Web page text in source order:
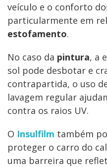
veículo e o conforto
particularmente em
estofamento.
No caso da pintura, a
sol pode desbotar e
contrapartida, o uso
lavagem regular
contra os raios UV.
O Insulfilm também
proteger o carro do
uma barreira que